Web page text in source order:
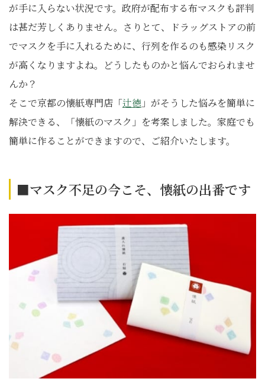
が手に入らない状況です。政府が配布する布マスクも評判
は甚だ芳しくありません。さりとて、ドラッグストアの前
でマスクを手に入れるために、行列を作るのも感染リスク
が高くなりますよね。どうしたものかと悩んでおられませ
んか？
そこで京都の懐紙専門店「辻徳 」がそうした悩みを簡単に
解決できる、「懐紙のマスク」を考案しました。家庭でも
簡単に作ることができますので、ご紹介いたします。
■マスク不足の今こそ、懐紙の出番です